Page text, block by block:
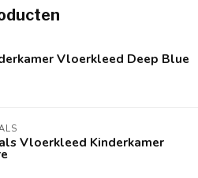
Vloerkleed Deep Blue
Vloerkleed Kinderkamer